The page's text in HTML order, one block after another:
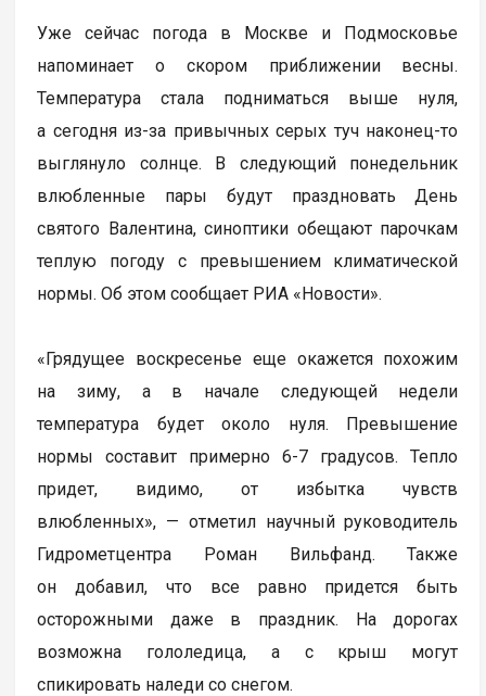
Уже сейчас погода в Москве и Подмосковье
напоминает о скором приближении весны.
Температура стала подниматься выше нуля,
а сегодня из-за привычных серых туч наконец-то
выглянуло солнце. В следующий понедельник
влюбленные пары будут праздновать День
святого Валентина, синоптики обещают парочкам
теплую погоду с превышением климатической
нормы. Об этом сообщает РИА «Новости».
«Грядущее воскресенье еще окажется похожим
на зиму, а в начале следующей недели
температура будет около нуля. Превышение
нормы составит примерно 6-7 градусов. Тепло
придет, видимо, от избытка чувств
влюбленных», — отметил научный руководитель
Гидрометцентра Роман Вильфанд. Также
он добавил, что все равно придется быть
осторожными даже в праздник. На дорогах
возможна гололедица, а с крыш могут
спикировать наледи со снегом.